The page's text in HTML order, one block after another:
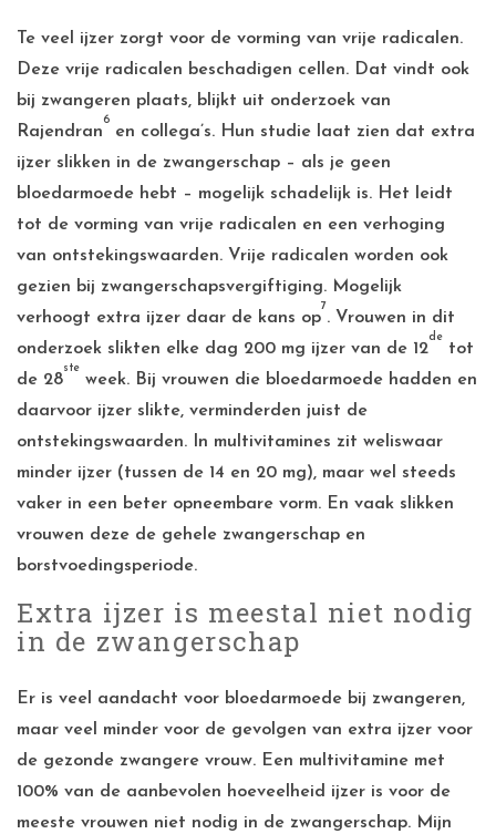
Te veel ijzer zorgt voor de vorming van vrije radicalen.
Deze vrije radicalen beschadigen cellen. Dat vindt ook
bij zwangeren plaats, blijkt uit onderzoek van
Rajendran
6
en collega’s. Hun studie laat zien dat extra
ijzer slikken in de zwangerschap – als je geen
bloedarmoede hebt – mogelijk schadelijk is. Het leidt
tot de vorming van vrije radicalen en een verhoging
van ontstekingswaarden. Vrije radicalen worden ook
gezien bij zwangerschapsvergiftiging. Mogelijk
verhoogt extra ijzer daar de kans op
7
. Vrouwen in dit
onderzoek slikten elke dag 200 mg ijzer van de 12
de
tot
de 28
ste
week. Bij vrouwen die bloedarmoede hadden en
daarvoor ijzer slikte, verminderden juist de
ontstekingswaarden. In multivitamines zit weliswaar
minder ijzer (tussen de 14 en 20 mg), maar wel steeds
vaker in een beter opneembare vorm. En vaak slikken
vrouwen deze de gehele zwangerschap en
borstvoedingsperiode.
Extra ijzer is meestal niet nodig
in de zwangerschap
Er is veel aandacht voor bloedarmoede bij zwangeren,
maar veel minder voor de gevolgen van extra ijzer voor
de gezonde zwangere vrouw. Een multivitamine met
100% van de aanbevolen hoeveelheid ijzer is voor de
meeste vrouwen niet nodig in de zwangerschap. Mijn